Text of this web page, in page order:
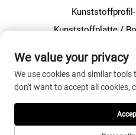
Kunststoffplatte /
ÜBER DAS
We value your privacy
We use cookies and similar
don't want to accept all cookies,